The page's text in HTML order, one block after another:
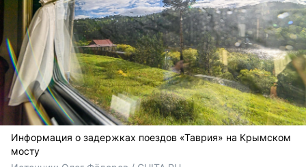
Информация о задержках поездов «Таврия» на Крымском
мосту